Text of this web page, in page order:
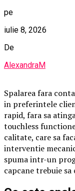
pe
iulie 8, 2026
De
AlexandraM
Spalarea fara
in preferintele
rapid, fara sa
touchless
calitate, care sa
interventie
spuma intr-un
capcane trebuie sa